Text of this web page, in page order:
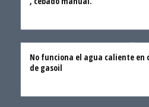
No funciona el agua caliente en
de gasoil